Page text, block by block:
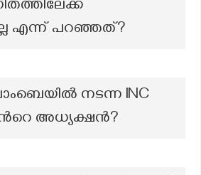
എന്ന് പറഞ്ഞത്?
നടന്ന INC
അധ്യക്ഷന്‍?